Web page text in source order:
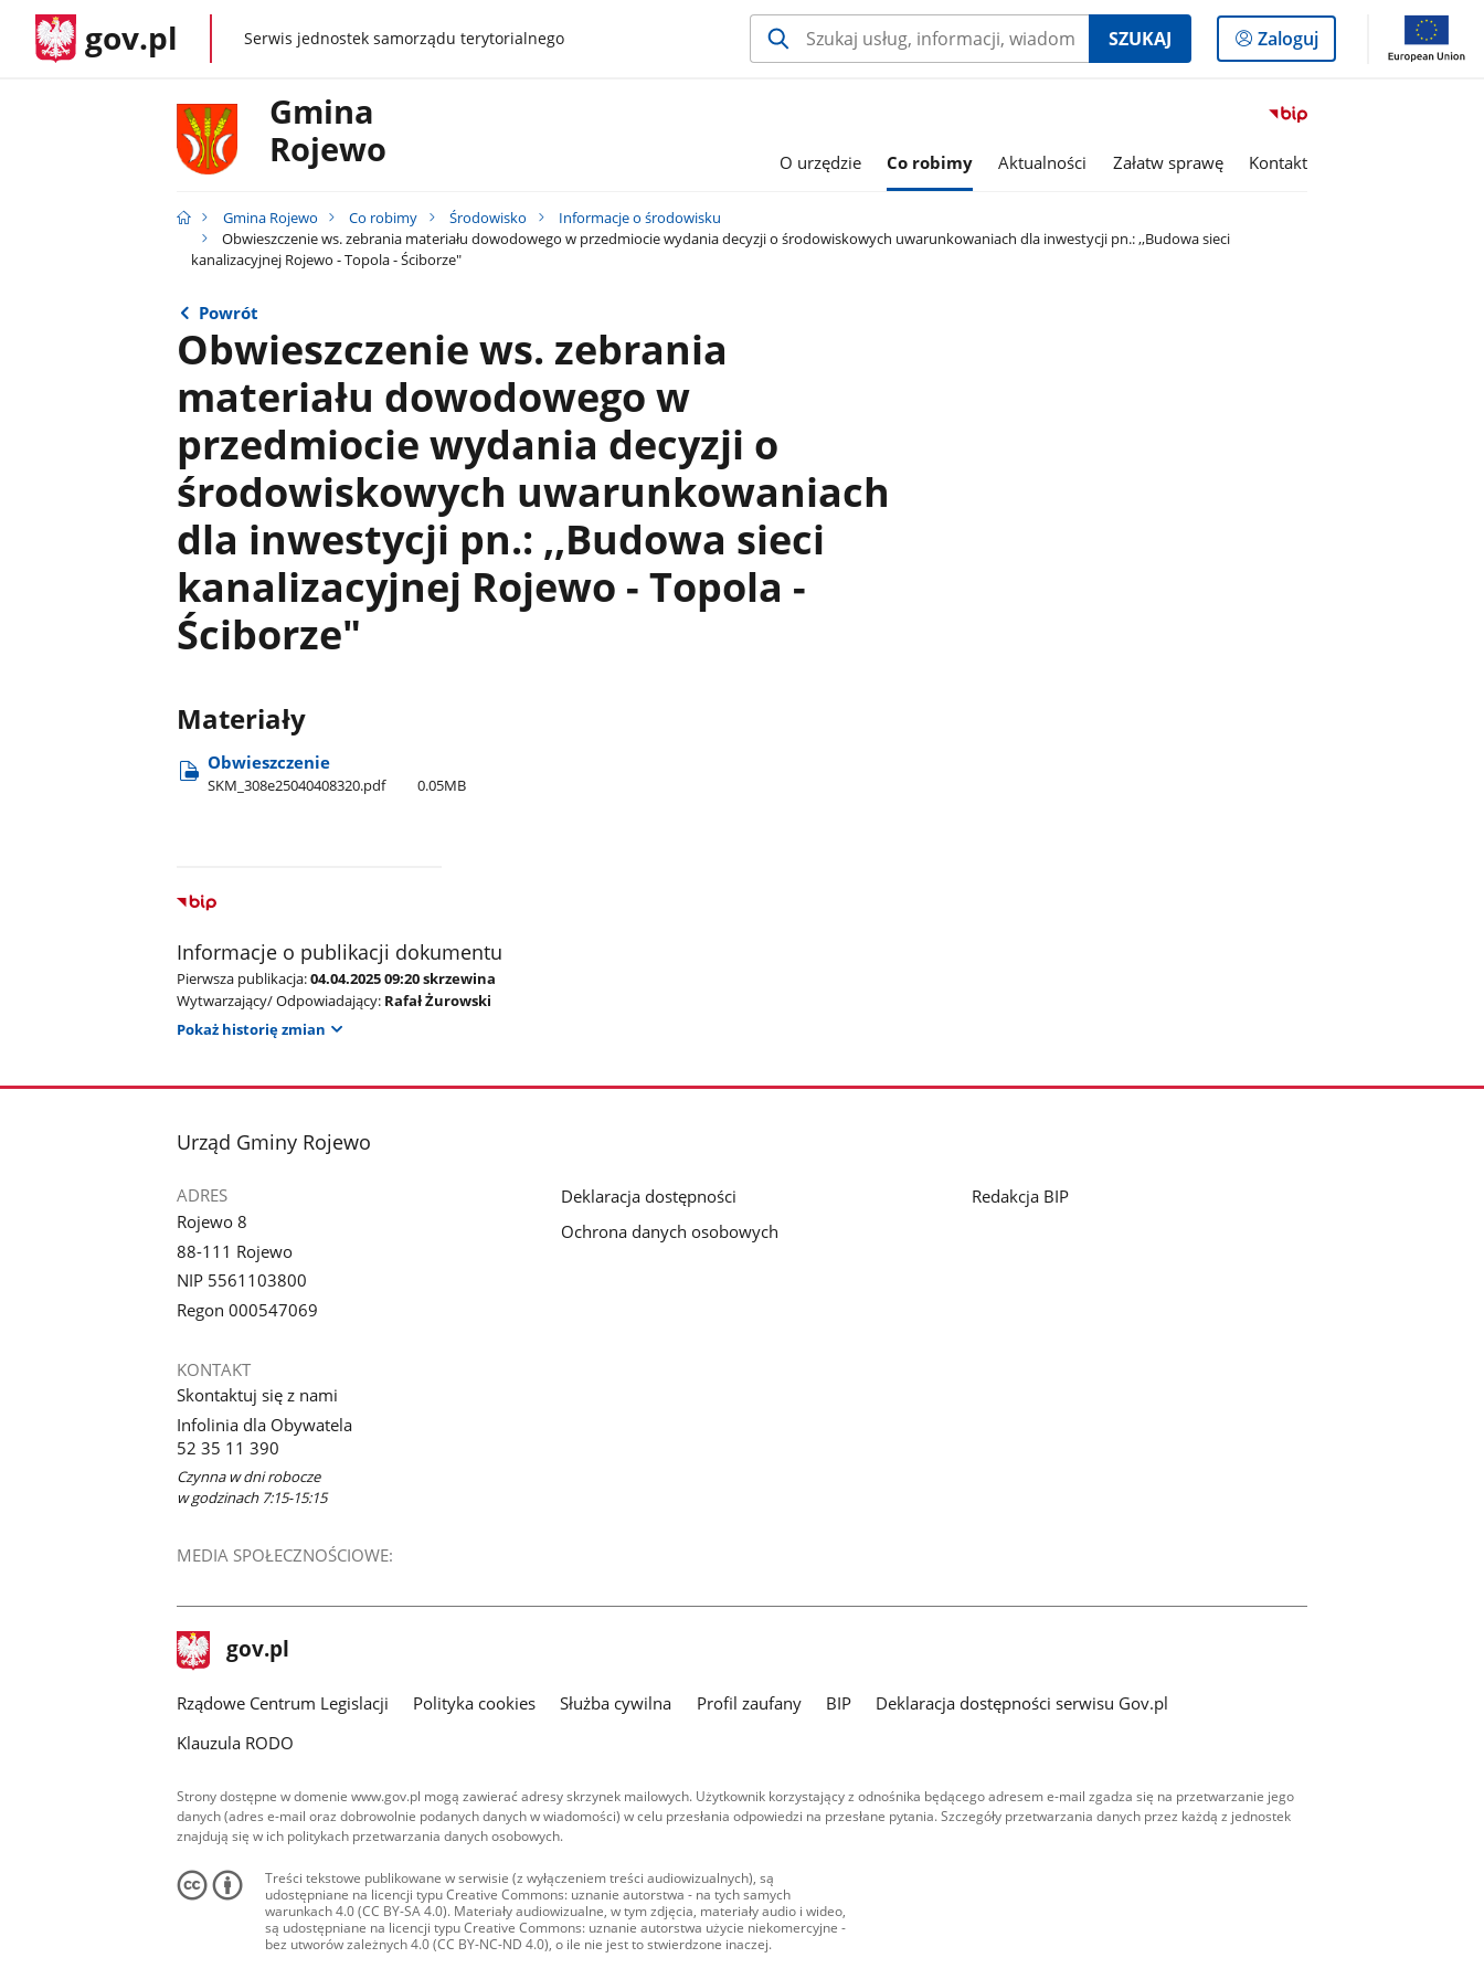
gov.pl gov.plSerwis jednostek samorządu terytorialnego SZUKAJ
Logowanie
do
Zaloguj
Przejdź
serwisu
Gmina
Rojewo
O urzędzie Co robimy Aktualności Załatw sprawę Kontakt
Gmina Rojewo Co robimy Środowisko
Informacje o środowisku
Obwieszczenie ws. zebrania materiału dowodowego w przedmiocie wydania decyzji o środowiskowych uwarunkowaniach dla inwestycji pn.: ,,Budowa sieci
kanalizacyjnej Rojewo - Topola - Ściborze"
Powrót
Obwieszczenie ws. zebrania
materiału dowodowego w
przedmiocie wydania decyzji o
środowiskowych uwarunkowaniach
dla inwestycji pn.: ,,Budowa sieci
kanalizacyjnej Rojewo - Topola -
Ściborze"
Materiały
Obwieszczenie
SKM​_308e25040408320.pdf 0.05MB
Informacje o publikacji dokumentu
Pierwsza publikacja:04.04.2025 09:20 skrzewina
Wytwarzający/ Odpowiadający: Rafał Żurowski
Pokaż historię zmian
stopka
Urząd Gminy Rojewo
ADRES
Rojewo 8
88-111 Rojewo
NIP 5561103800
Regon 000547069
KONTAKT
Skontaktuj się z nami
Infolinia dla Obywatela
52 35 11 390
Czynna w dni robocze
w godzinach 7:15-15:15
MEDIA SPOŁECZNOŚCIOWE:
Deklaracja dostępności
Ochrona danych osobowych
Redakcja BIP
stopka
gov.pl Strona
gov.pl
Rządowe Centrum Legislacji Polityka cookies Służba cywilna Profil zaufany BIP
Deklaracja dostępności serwisu Gov.pl
Klauzula RODO
Strony dostępne w domenie www.gov.pl mogą zawierać adresy skrzynek mailowych. Użytkownik korzystający z odnośnika będącego adresem e-mail zgadza się na przetwarzanie jego
danych (adres e-mail oraz dobrowolnie podanych danych w wiadomości) w celu przesłania odpowiedzi na przesłane pytania. Szczegóły przetwarzania danych przez każdą z jednostek
znajdują się w ich politykach przetwarzania danych osobowych.
Treści tekstowe publikowane w serwisie (z wyłączeniem treści audiowizualnych), są
udostępniane na licencji typu Creative Commons: uznanie autorstwa - na tych samych
warunkach 4.0 (CC BY-SA 4.0). Materiały audiowizualne, w tym zdjęcia, materiały audio i wideo,
są udostępniane na licencji typu Creative Commons: uznanie autorstwa użycie niekomercyjne -
bez utworów zależnych 4.0 (CC BY-NC-ND 4.0), o ile nie jest to stwierdzone inaczej.